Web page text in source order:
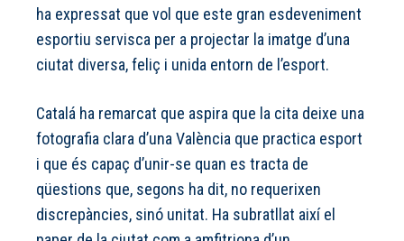
ha expressat que vol que este gran esdeveniment
esportiu servisca per a projectar la imatge d’una
ciutat diversa, feliç i unida entorn de l’esport.
Catalá ha remarcat que aspira que la cita deixe una
fotografia clara d’una València que practica esport
i que és capaç d’unir-se quan es tracta de
qüestions que, segons ha dit, no requerixen
discrepàncies, sinó unitat. Ha subratllat així el